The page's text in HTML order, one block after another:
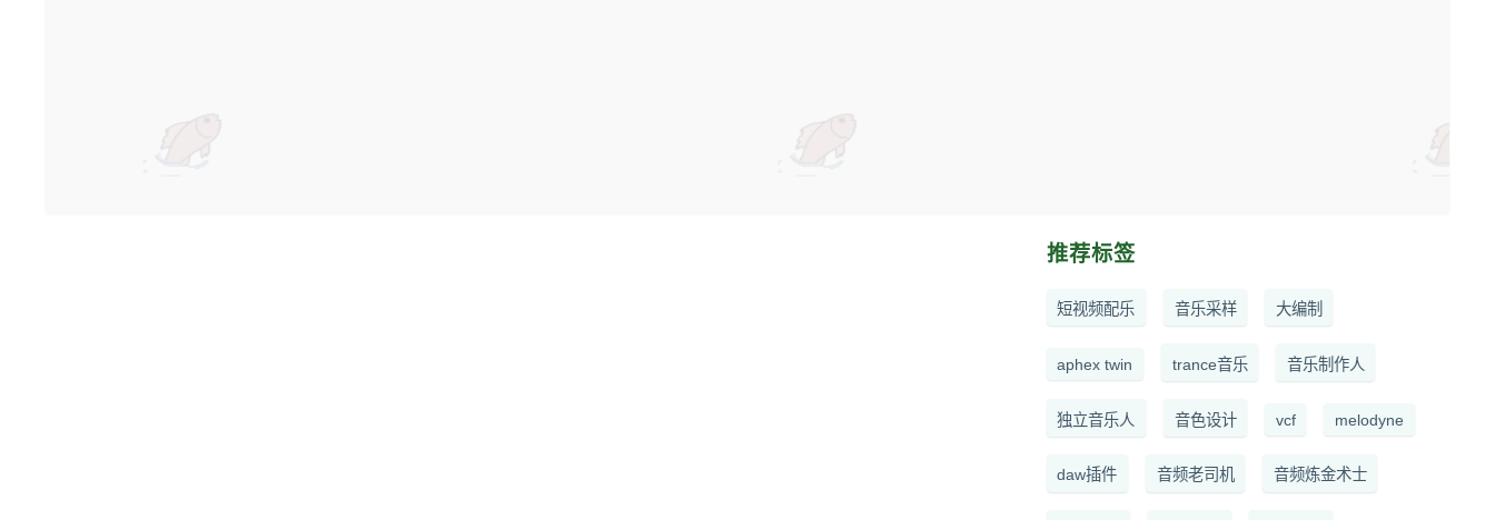
推荐标签
短视频配乐 音乐采样 大编制
aphex twin trance音乐 音乐制作人
独立音乐人 音色设计 vcf melodyne
daw插件 音频老司机 音频炼金术士